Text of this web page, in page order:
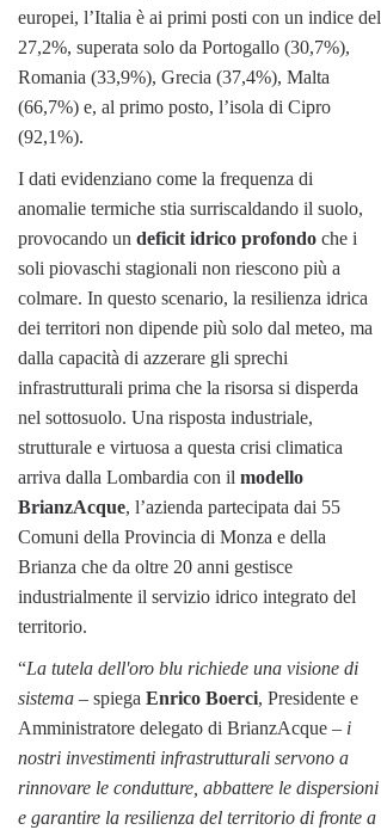
europei, l’Italia è ai primi posti con un indice del
27,2%, superata solo da Portogallo (30,7%),
Romania (33,9%), Grecia (37,4%), Malta
(66,7%) e, al primo posto, l’isola di Cipro
(92,1%).
I dati evidenziano come la frequenza di
anomalie termiche stia surriscaldando il suolo,
provocando un deficit idrico profondo che i
soli piovaschi stagionali non riescono più a
colmare. In questo scenario, la resilienza idrica
dei territori non dipende più solo dal meteo, ma
dalla capacità di azzerare gli sprechi
infrastrutturali prima che la risorsa si disperda
nel sottosuolo. Una risposta industriale,
strutturale e virtuosa a questa crisi climatica
arriva dalla Lombardia con il modello
BrianzAcque, l’azienda partecipata dai 55
Comuni della Provincia di Monza e della
Brianza che da oltre 20 anni gestisce
industrialmente il servizio idrico integrato del
territorio.
“La tutela dell'oro blu richiede una visione di
sistema – spiega Enrico Boerci, Presidente e
Amministratore delegato di BrianzAcque – i
nostri investimenti infrastrutturali servono a
rinnovare le condutture, abbattere le dispersioni
e garantire la resilienza del territorio di fronte a